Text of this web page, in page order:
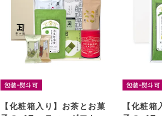
包装・熨斗可
【化粧箱入り】お茶とお菓
包装・熨斗可
【化粧